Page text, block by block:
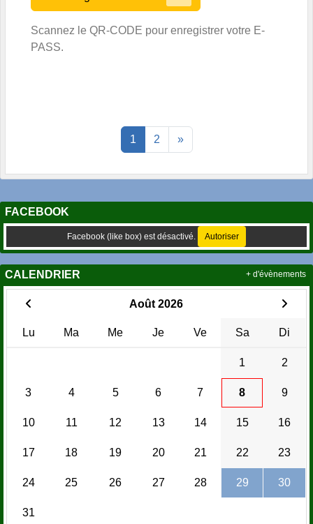
Scannez le QR-CODE pour enregistrer votre E-
PASS.
1 2 »
FACEBOOK
Facebook (like box) est désactivé. Autoriser
CALENDRIER
Août 2026
Lu Ma Me Je Ve Sa Di
1 2
3 4 5 6 7 8 9
10 11 12 13 14 15 16
17 18 19 20 21 22 23
24 25 26 27 28 29 30
31
+ d'évènements